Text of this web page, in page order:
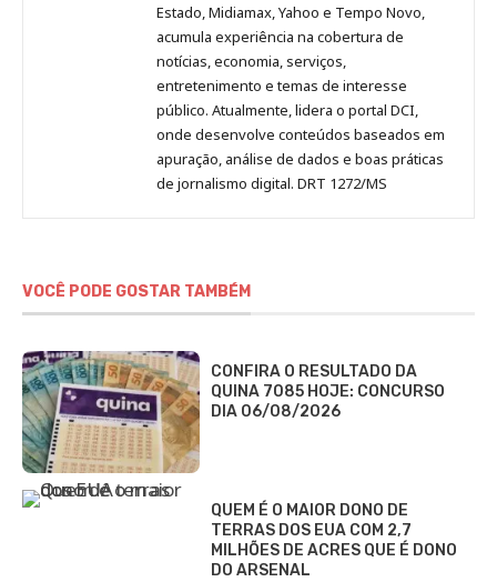
Estado, Midiamax, Yahoo e Tempo Novo,
acumula experiência na cobertura de
notícias, economia, serviços,
entretenimento e temas de interesse
público. Atualmente, lidera o portal DCI,
onde desenvolve conteúdos baseados em
apuração, análise de dados e boas práticas
de jornalismo digital. DRT 1272/MS
VOCÊ PODE GOSTAR TAMBÉM
CONFIRA O RESULTADO DA
QUINA 7085 HOJE: CONCURSO
DIA 06/08/2026
QUEM É O MAIOR DONO DE
TERRAS DOS EUA COM 2,7
MILHÕES DE ACRES QUE É DONO
DO ARSENAL